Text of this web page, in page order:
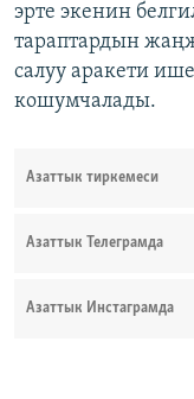
эрте экенин
тараптардын
салуу аракети
кошумчалады.
Азаттык тиркемеси
Азаттык Телеграмда
Азаттык Инстаграмда